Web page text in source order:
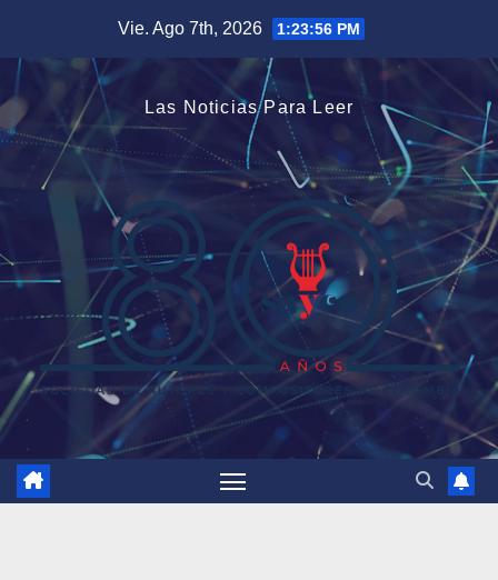
contenido
Vie. Ago 7th, 2026 1:23:57 PM
Las Noticias Para Leer